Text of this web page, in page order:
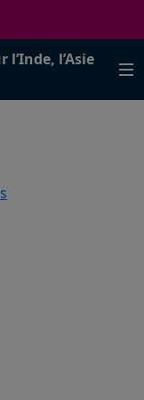
l’Inde, l’Asie